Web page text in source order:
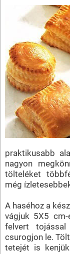
praktikusabb
nagyon
tölteléket
még
A haséhoz a
vágjuk 5X5 cm-
felvert
csurogjon le.
tetejét is